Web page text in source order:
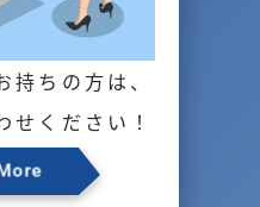
持ちの方は、
せください！